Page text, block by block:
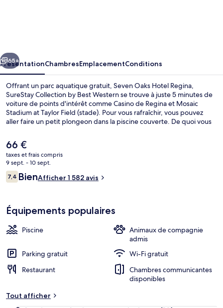
SureStay
Collection
by
Best
Western
Suivant
65+
PrésentationChambresEmplacementConditions
Offrant un parc aquatique gratuit, Seven Oaks Hotel Regina,
SureStay Collection by Best Western se trouve à juste 5 minutes de
voiture de points d'intérêt comme Casino de Regina et Mosaic
Stadium at Taylor Field (stade). Pour vous rafraîchir, vous pouvez
aller faire un petit plongeon dans la piscine couverte. De quoi vous
Seven Oaks All Day Eatery, qui vous sert le déjeuner et le dîner. Cet
hébergement abrite un bar / salon et un bain à remous, tandis que,
petit plus pratique, les chambres bénéficient d'un réfrigérateur et
d'un micro-ondes. La piscine rafraîchissante et le personnel
attentionné remportent un franc succès auprès des autres
voyageurs.
Le
prix
actuel
est
de
66 €
taxes et frais compris
9 sept. - 10 sept.
Avis
voyageurs
7,47,4 sur 10
BienAfficher 1 582 avis
Équipements populaires
Piscine
Animaux de compagnie
admis
Parking gratuit
Wi-Fi gratuit
Restaurant
Chambres communicantes
disponibles
Tout afficher